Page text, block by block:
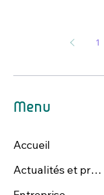
1
Menu
Accueil
Actualités et presse